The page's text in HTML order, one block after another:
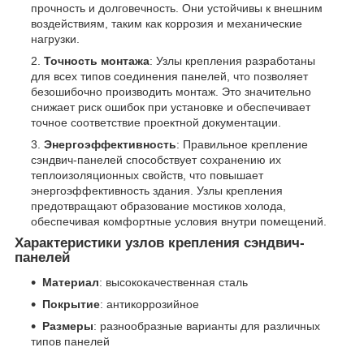
прочность и долговечность. Они устойчивы к внешним
воздействиям, таким как коррозия и механические
нагрузки.
Точность монтажа: Узлы крепления разработаны
для всех типов соединения панелей, что позволяет
безошибочно производить монтаж. Это значительно
снижает риск ошибок при установке и обеспечивает
точное соответствие проектной документации.
Энергоэффективность: Правильное крепление
сэндвич-панелей способствует сохранению их
теплоизоляционных свойств, что повышает
энергоэффективность здания. Узлы крепления
предотвращают образование мостиков холода,
обеспечивая комфортные условия внутри помещений.
Характеристики узлов крепления сэндвич-
панелей
Материал: высококачественная сталь
Покрытие: антикоррозийное
Размеры: разнообразные варианты для различных
типов панелей